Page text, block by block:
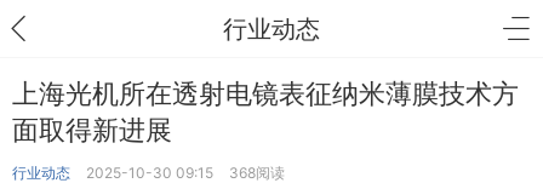
行业动态
上海光机所在透射电镜表征纳米薄膜技术方
面取得新进展
行业动态 2025-10-30 09:15 368阅读